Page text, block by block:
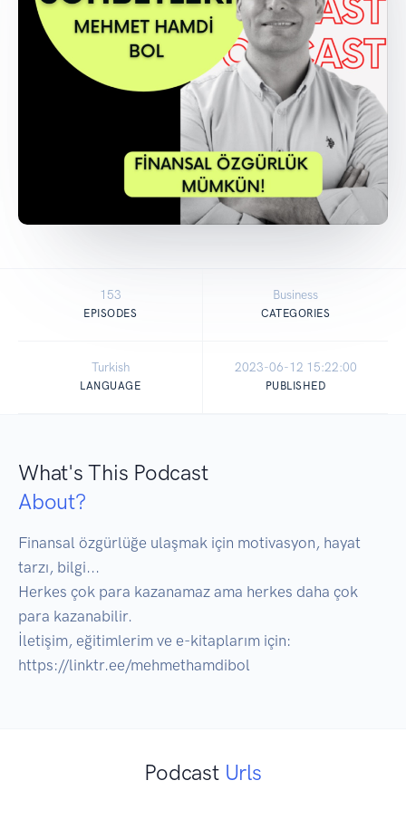
153
EPISODES
Business
CATEGORIES
Turkish
LANGUAGE
2023-06-12 15:22:00
PUBLISHED
What's This Podcast
About?
Finansal özgürlüğe ulaşmak için motivasyon, hayat
tarzı, bilgi...
Herkes çok para kazanamaz ama herkes daha çok
para kazanabilir.
İletişim, eğitimlerim ve e-kitaplarım için:
Podcast Urls